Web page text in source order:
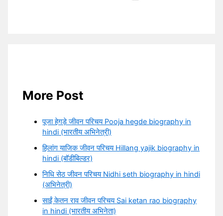
More Post
पूजा हेगड़े जीवन परिचय Pooja hegde biography in
hindi (भारतीय अभिनेत्री)
हिलांग याजिक जीवन परिचय Hillang yajik biography in
hindi (बॉडीबिल्डर)
निधि सेठ जीवन परिचय Nidhi seth biography in hindi
(अभिनेत्री)
साईं केतन राव जीवन परिचय Sai ketan rao biography
in hindi (भारतीय अभिनेता)